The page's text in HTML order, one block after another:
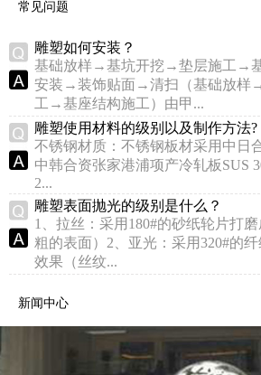
常见问题
雕塑如何安装？
基础放样→基坑开挖→垫层施工→
安装→装饰贴面→清扫（基础放样
工→基座结构施工）由甲...
雕塑使用材料的级别以及制作方法?
不锈钢材质：不锈钢板材采用中日
中韩合资张家港浦项产冷轧板SUS
2...
雕塑表面抛光的级别是什么？
1、拉丝：采用180#的砂纸轮片打
粗的表面）2、亚光：采用320#的
效果（丝纹...
新闻中心